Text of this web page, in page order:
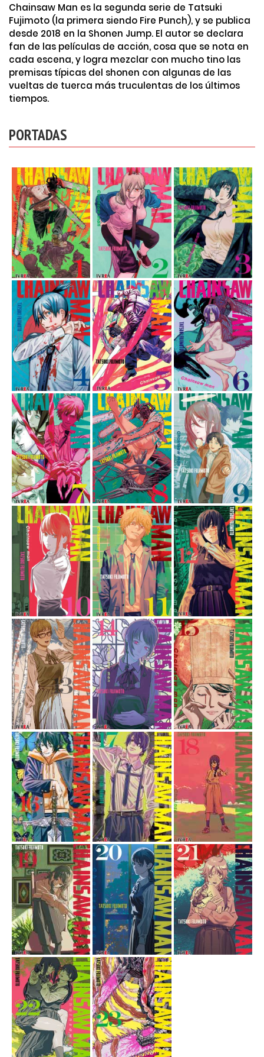
Chainsaw Man es la segunda serie de Tatsuki
Fujimoto (la primera siendo Fire Punch), y se publica
desde 2018 en la Shonen Jump. El autor se declara
fan de las películas de acción, cosa que se nota en
cada escena, y logra mezclar con mucho tino las
premisas típicas del shonen con algunas de las
vueltas de tuerca más truculentas de los últimos
tiempos.
PORTADAS